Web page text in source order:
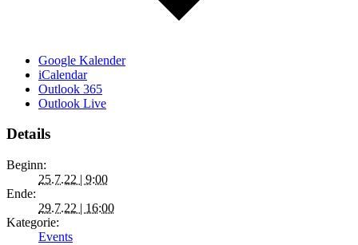
Google Kalender
iCalendar
Outlook 365
Outlook Live
Details
Beginn:
25.7.22 | 9:00
Ende:
29.7.22 | 16:00
Kategorie:
Events